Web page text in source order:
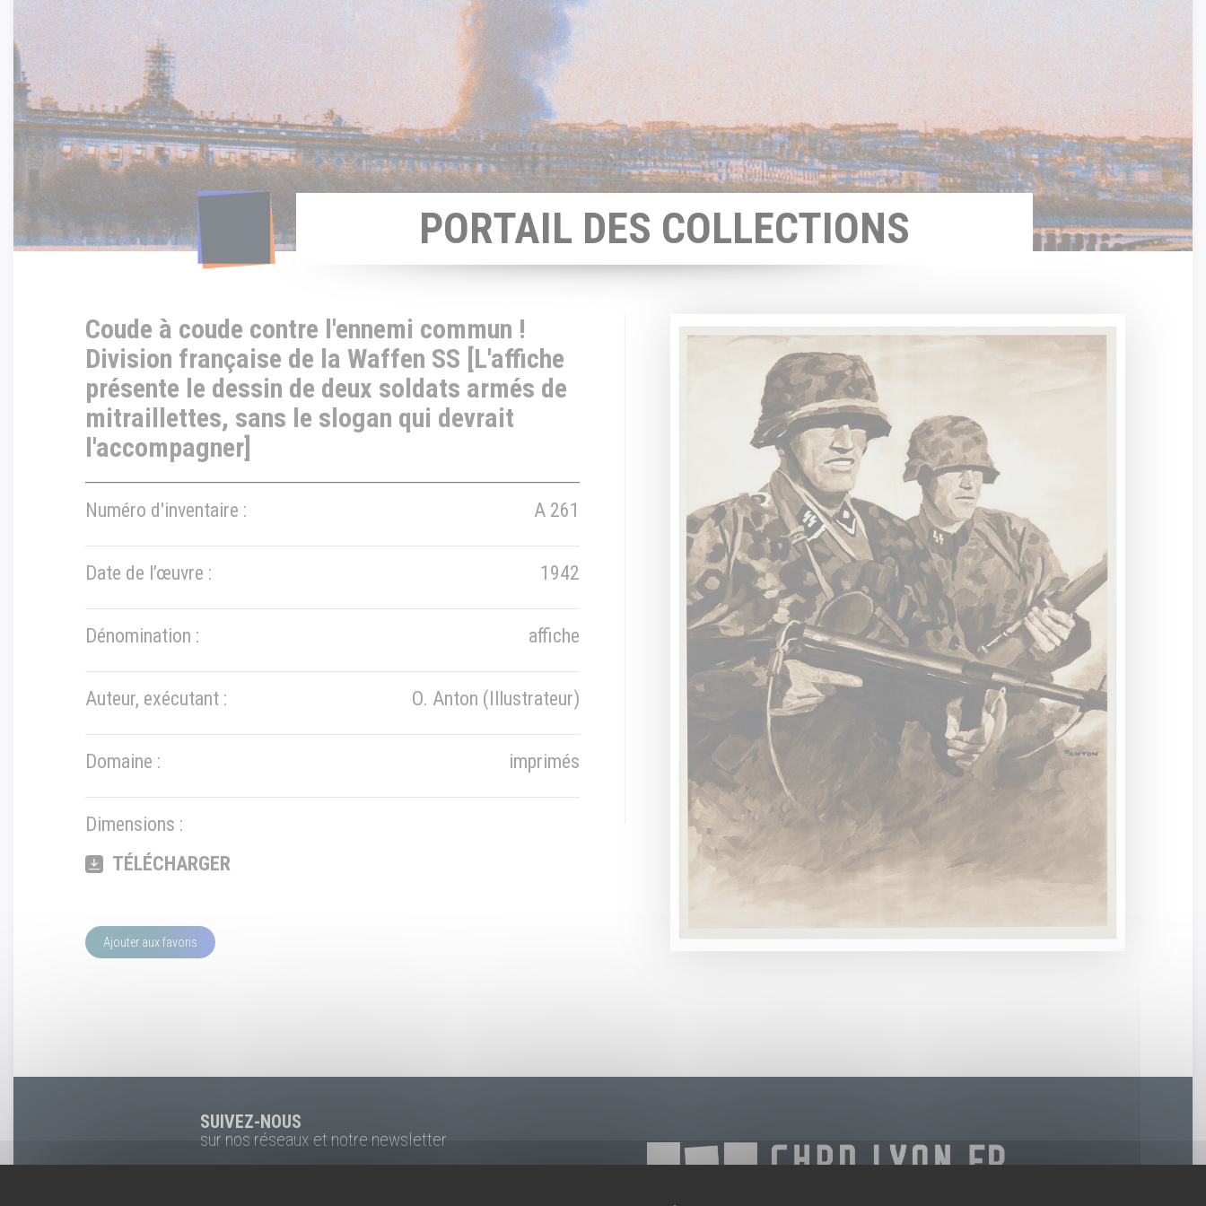
Panneau de gestion des cookies
PORTAIL DES COLLECTIONS
Coude à coude contre l'ennemi commun !
Division française de la Waffen SS [L'affiche
présente le dessin de deux soldats armés de
mitraillettes, sans le slogan qui devrait
l'accompagner]
Numéro d'inventaire : A 261
Date de l’œuvre : 1942
Dénomination : affiche
Auteur, exécutant : O. Anton (Illustrateur)
Domaine : imprimés
Dimensions :
TÉLÉCHARGER
Ajouter aux favoris
SUIVEZ-NOUS
sur nos réseaux et notre newsletter